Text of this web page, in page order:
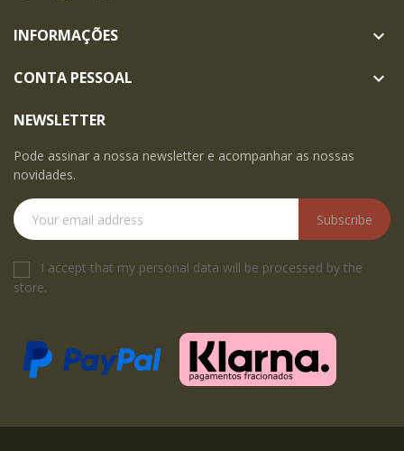
INFORMAÇÕES 
CONTA PESSOAL 
NEWSLETTER
Pode assinar a nossa newsletter e acompanhar as nossas
novidades.
Subscribe
I accept that my personal data will be processed by the
store.